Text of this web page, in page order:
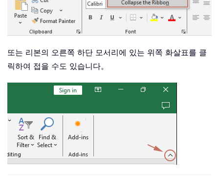
또는 리본의 오른쪽 하단 모서리에 있는 위쪽 화살표를 클
릭하여 접을 수도 있습니다。